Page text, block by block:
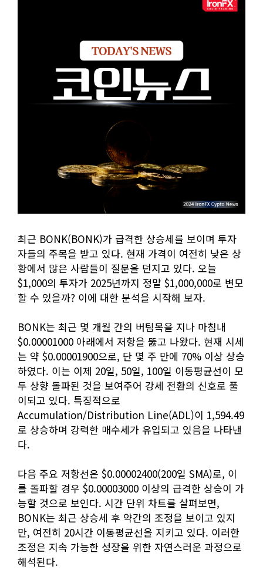
최근 BONK(BONK)가 급격한 상승세를 보이며 투자
자들의 주목을 받고 있다. 현재 가격이 여전히 낮은 상
황에서 많은 사람들이 질문을 던지고 있다. 오늘
$1,000의 투자가 2025년까지 정말 $1,000,000로 변모
할 수 있을까? 이에 대한 분석을 시작해 보자.
BONK는 최근 몇 개월 간의 버팀목을 지나 마침내
$0.00001000 아래에서 저항을 뚫고 나왔다. 현재 시세
는 약 $0.00001900으로, 단 몇 주 만에 70% 이상 상승
하였다. 이는 이제 20일, 50일, 100일 이동평균선이 모
두 상향 돌파된 것을 보여주어 강세 전환의 신호로 풀
이되고 있다. 특징적으로
Accumulation/Distribution Line(ADL)이 1,594.49
로 상승하며 강력한 매수세가 유입되고 있음을 나타낸
다.
다음 주요 저항선은 $0.00002400(200일 SMA)로, 이
를 돌파할 경우 $0.00003000 이상의 급격한 상승이 가
능할 것으로 보인다. 시간 단위 차트를 살펴보면,
BONK는 최근 상승세 후 약간의 조정을 보이고 있지
만, 여전히 20시간 이동평균선을 지키고 있다. 이러한
조정은 지속 가능한 성장을 위한 자연스러운 과정으로
해석된다.